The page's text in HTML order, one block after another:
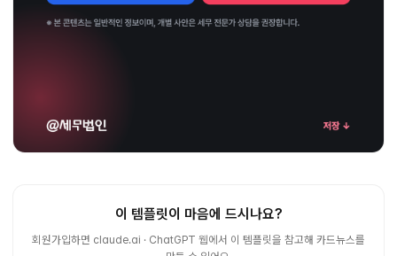
이 템플릿이 마음에 드시나요?
회원가입하면 claude.ai · ChatGPT 웹에서 이 템플릿을 참고해 카드뉴스를